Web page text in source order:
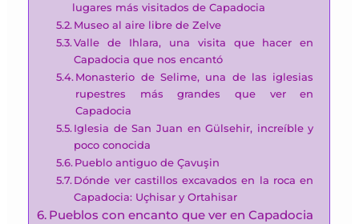
lugares más visitados de Capadocia
Museo al aire libre de Zelve
Valle de Ihlara, una visita que hacer en
Capadocia que nos encantó
Monasterio de Selime, una de las iglesias
rupestres más grandes que ver en
Capadocia
Iglesia de San Juan en Gülsehir, increíble y
poco conocida
Pueblo antiguo de Çavuşin
Dónde ver castillos excavados en la roca en
Capadocia: Uçhisar y Ortahisar
Pueblos con encanto que ver en Capadocia